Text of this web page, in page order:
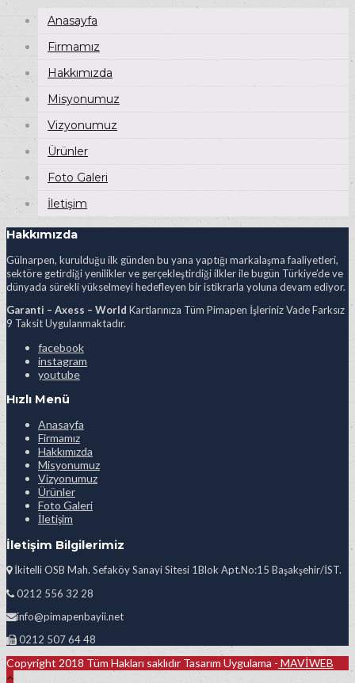
Anasayfa
Firmamız
Hakkımızda
Misyonumuz
Vizyonumuz
Ürünler
Foto Galeri
İletişim
Hakkımızda
Gülnarpen, kurulduğu ilk günden bu yana yaptığı markalaşma faaliyetleri,
sektöre getirdiği yenilikler ve gerçekleştirdiği ilkler ile bugün Türkiye’de ve
dünyada sürekli yükselmeyi hedefleyen bir istikrarla yoluna devam ediyor.
Garanti – Axess – World Kartlarınıza Tüm Pimapen İşleriniz Vade Farksız
9 Taksit Uygulanmaktadır.
facebook
instagram
youtube
Hızlı Menü
Anasayfa
Firmamız
Hakkımızda
Misyonumuz
Vizyonumuz
Ürünler
Foto Galeri
İletişim
İletişim Bilgilerimiz
İkitelli OSB Mah. Sefaköy Sanayi Sitesi 1Blok Apt.No:15 Başakşehir/İST.
0212 556 32 28
info@pimapenbayii.net
0212 507 64 48
Copyright 2018 Tüm Hakları saklıdır Tasarım Uygulama - MAVİWEB